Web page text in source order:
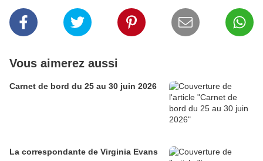
Vous aimerez aussi
Carnet de bord du 25 au 30 juin 2026
La correspondante de Virginia Evans